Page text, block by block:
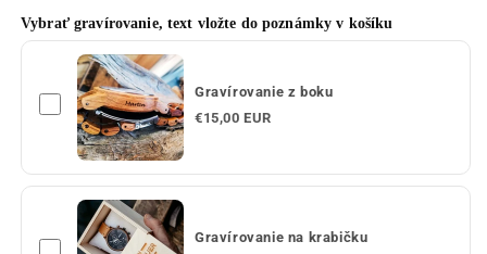
Vybrať gravírovanie, text vložte do poznámky v košíku
Gravírovanie z boku
€15,00 EUR
Gravírovanie na krabičku